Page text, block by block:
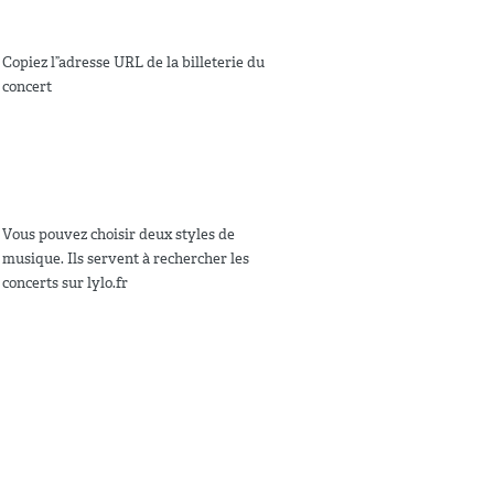
Copiez l”adresse URL de la billeterie du
concert
Vous pouvez choisir deux styles de
musique. Ils servent à rechercher les
concerts sur lylo.fr